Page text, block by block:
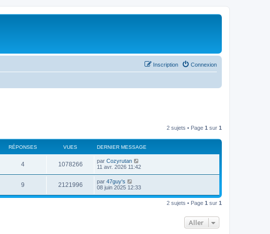
Connexion
Inscription
2 sujets • Page 1 sur 1
RÉPONSES VUES DERNIER MESSAGE
4 1078266 par Cozyrutan
11 avr. 2026 11:42
9 2121996 par 47guy's
08 juin 2025 12:33
2 sujets • Page 1 sur 1
Aller